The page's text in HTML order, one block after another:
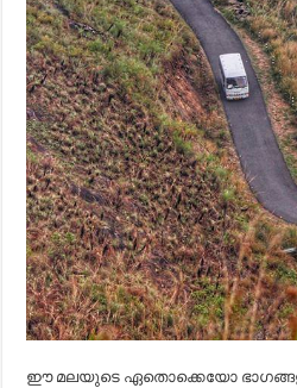
ഈ മലയുടെ ഏതൊക്കെയോ